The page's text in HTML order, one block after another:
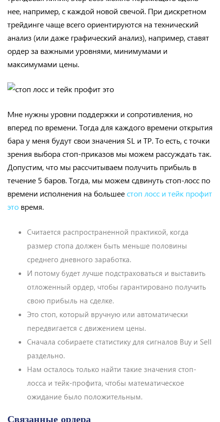
нее, например, с каждой новой свечой. При дискретном
трейдинге чаще всего ориентируются на технический
анализ (или даже графический анализ), например, ставят
ордер за важными уровнями, минимумами и
максимумами цены.
Мне нужны уровни поддержки и сопротивления, но
вперед по времени. Тогда для каждого времени открытия
бара у меня будут свои значения SL и TP. То есть, с точки
зрения выбора стоп-приказов мы можем рассуждать так.
Допустим, что мы рассчитываем получить прибыль в
течение 5 баров. Тогда, мы можем сдвинуть стоп-лосс по
времени исполнения на большеестоп лосс и тейк профит
это время.
Считается распространенной практикой, когда
размер стопа должен быть меньше половины
среднего дневного заработка.
И потому будет лучше подстраховаться и выставить
отложенный ордер, чтобы гарантировано получить
свою прибыль на сделке.
Это стоп, который вручную или автоматически
передвигается с движением цены.
Сначала собираете статистику для сигналов Buy и Sell
раздельно.
Нам осталось только найти такие значения стоп-
лосса и тейк-профита, чтобы математическое
ожидание было положительным.
Связанные ордера